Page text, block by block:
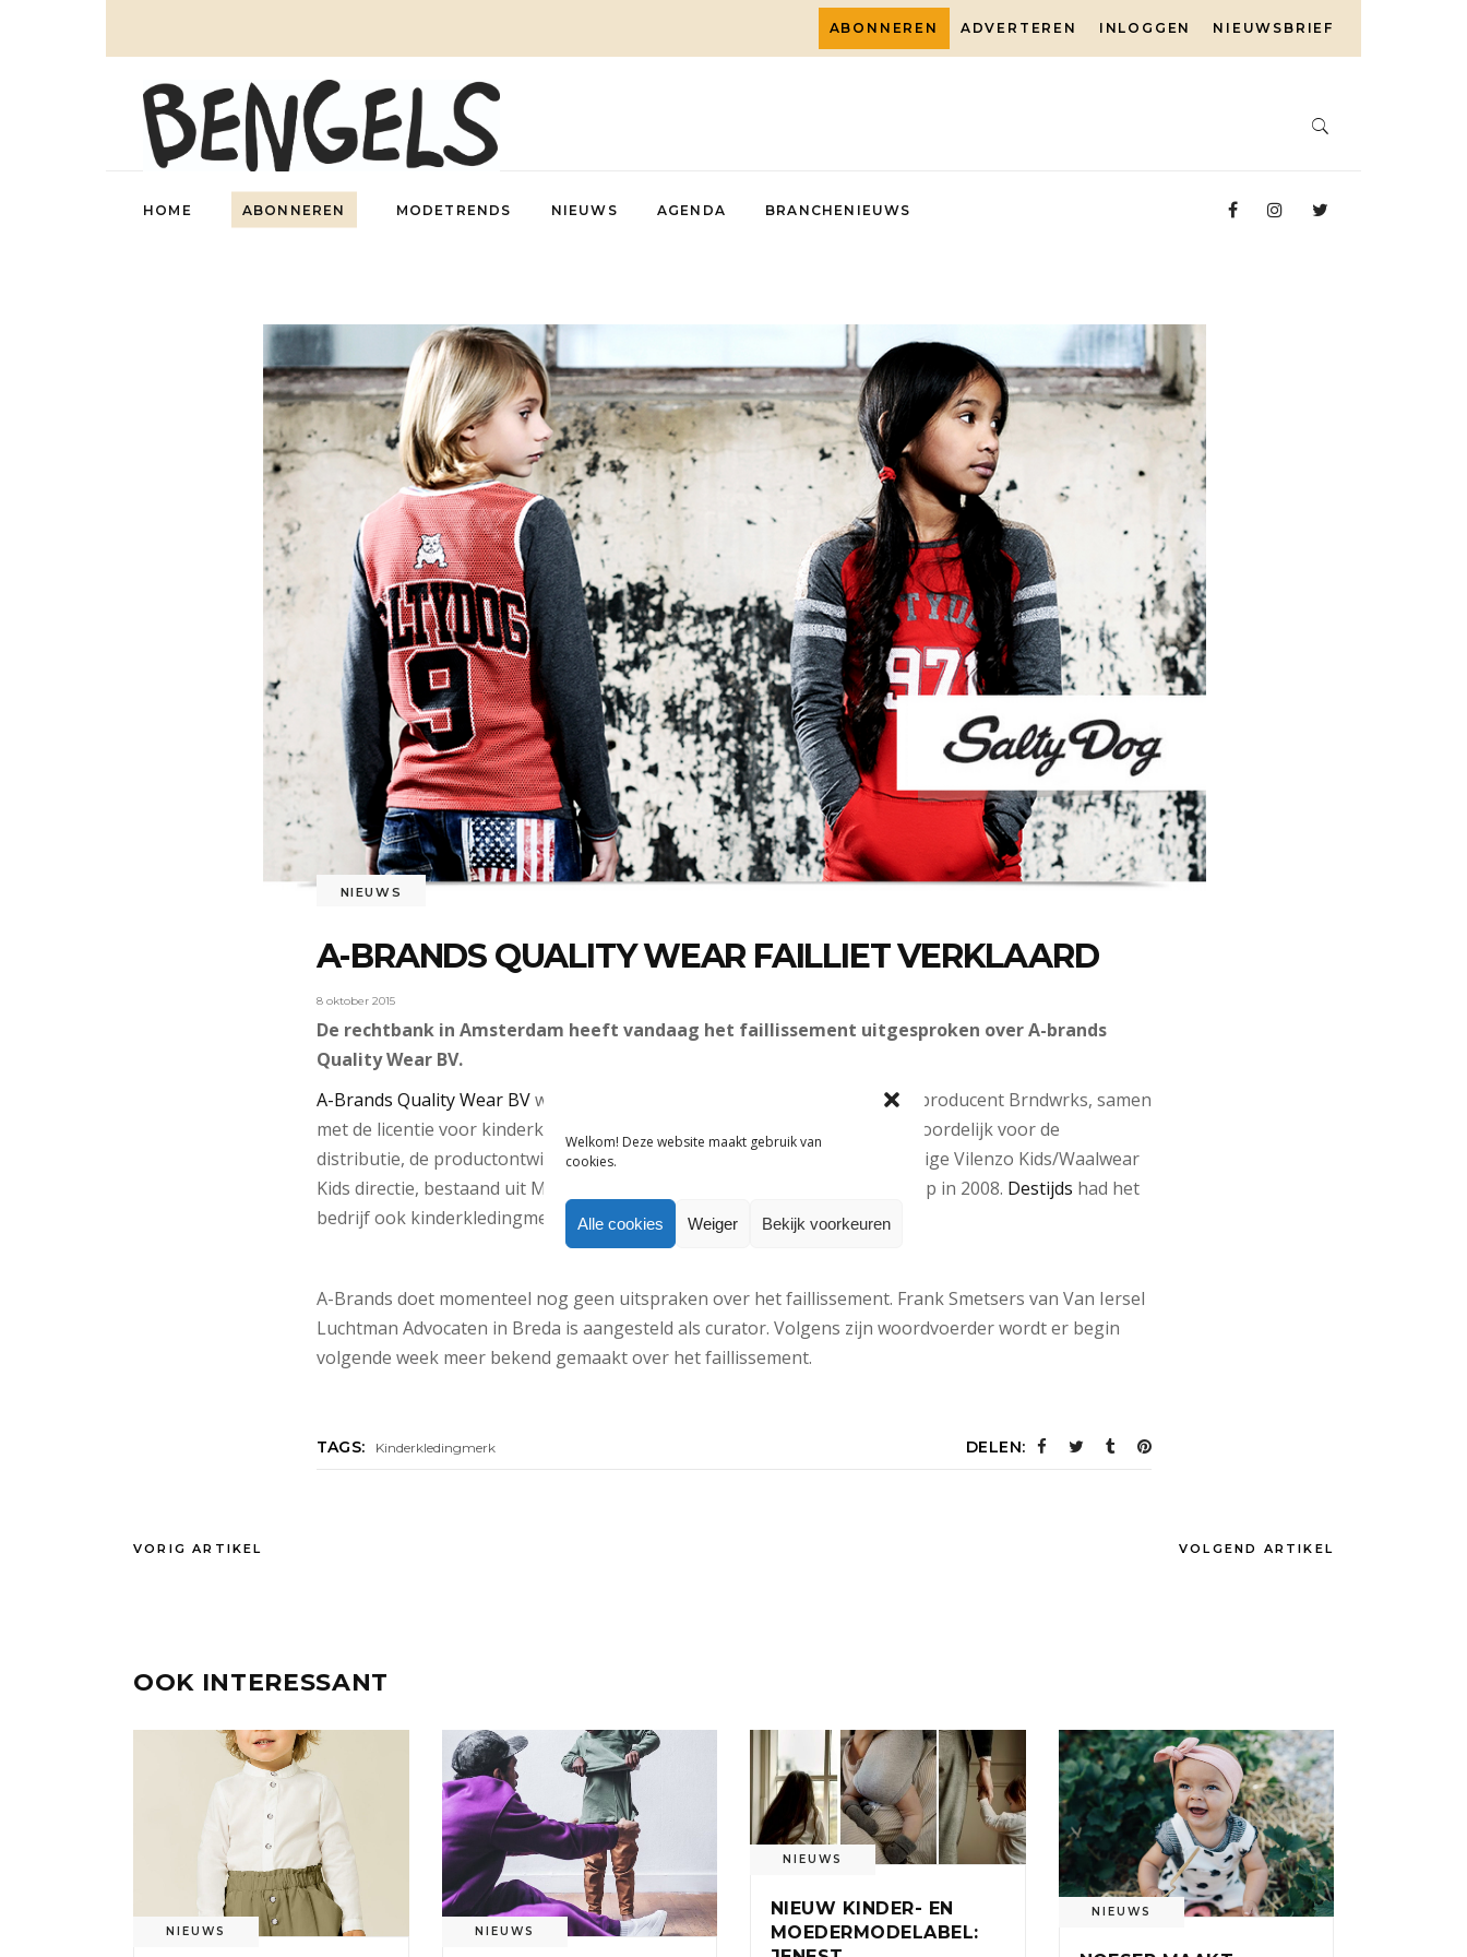
Welkom! Deze website maakt gebruik van
cookies.
Alle cookies Weiger Bekijk voorkeuren
ABONNEREN ADVERTEREN INLOGGEN NIEUWSBRIEF
HOME ABONNEREN MODETRENDS NIEUWS AGENDA BRANCHENIEUWS
NIEUWS
A-BRANDS QUALITY WEAR FAILLIET VERKLAARD
8 oktober 2015
De rechtbank in Amsterdam heeft vandaag het faillissement uitgesproken over A-brands
Quality Wear BV.
A-Brands Quality Wear BVwerd in 2010 overgenomen door kinderkledingproducent Brndwrks, samen
met de licentie voor kinderkledingmerk
. Het bedrijf was verantwoordelijk voor de
distributie, de productontwikkeling en het design van dit label. De voormalige Vilenzo Kids/Waalwear
Kids directie, bestaand uit Martin Claus en
, richtte A-Brands op in 2008. Destijds had het
bedrijf ook kinderkledingmerk Le Chic onder haar hoede.
A-Brands doet momenteel nog geen uitspraken over het faillissement. Frank Smetsers van Van Iersel
Luchtman Advocaten in Breda is aangesteld als curator. Volgens zijn woordvoerder wordt er begin
volgende week meer bekend gemaakt over het faillissement.
TAGS: Kinderkledingmerk DELEN:
VORIG ARTIKEL VOLGEND ARTIKEL
OOK INTERESSANT
NIEUWS NIEUWS
NIEUWS
NIEUW KINDER- EN
MOEDERMODELABEL:
NIEUWS